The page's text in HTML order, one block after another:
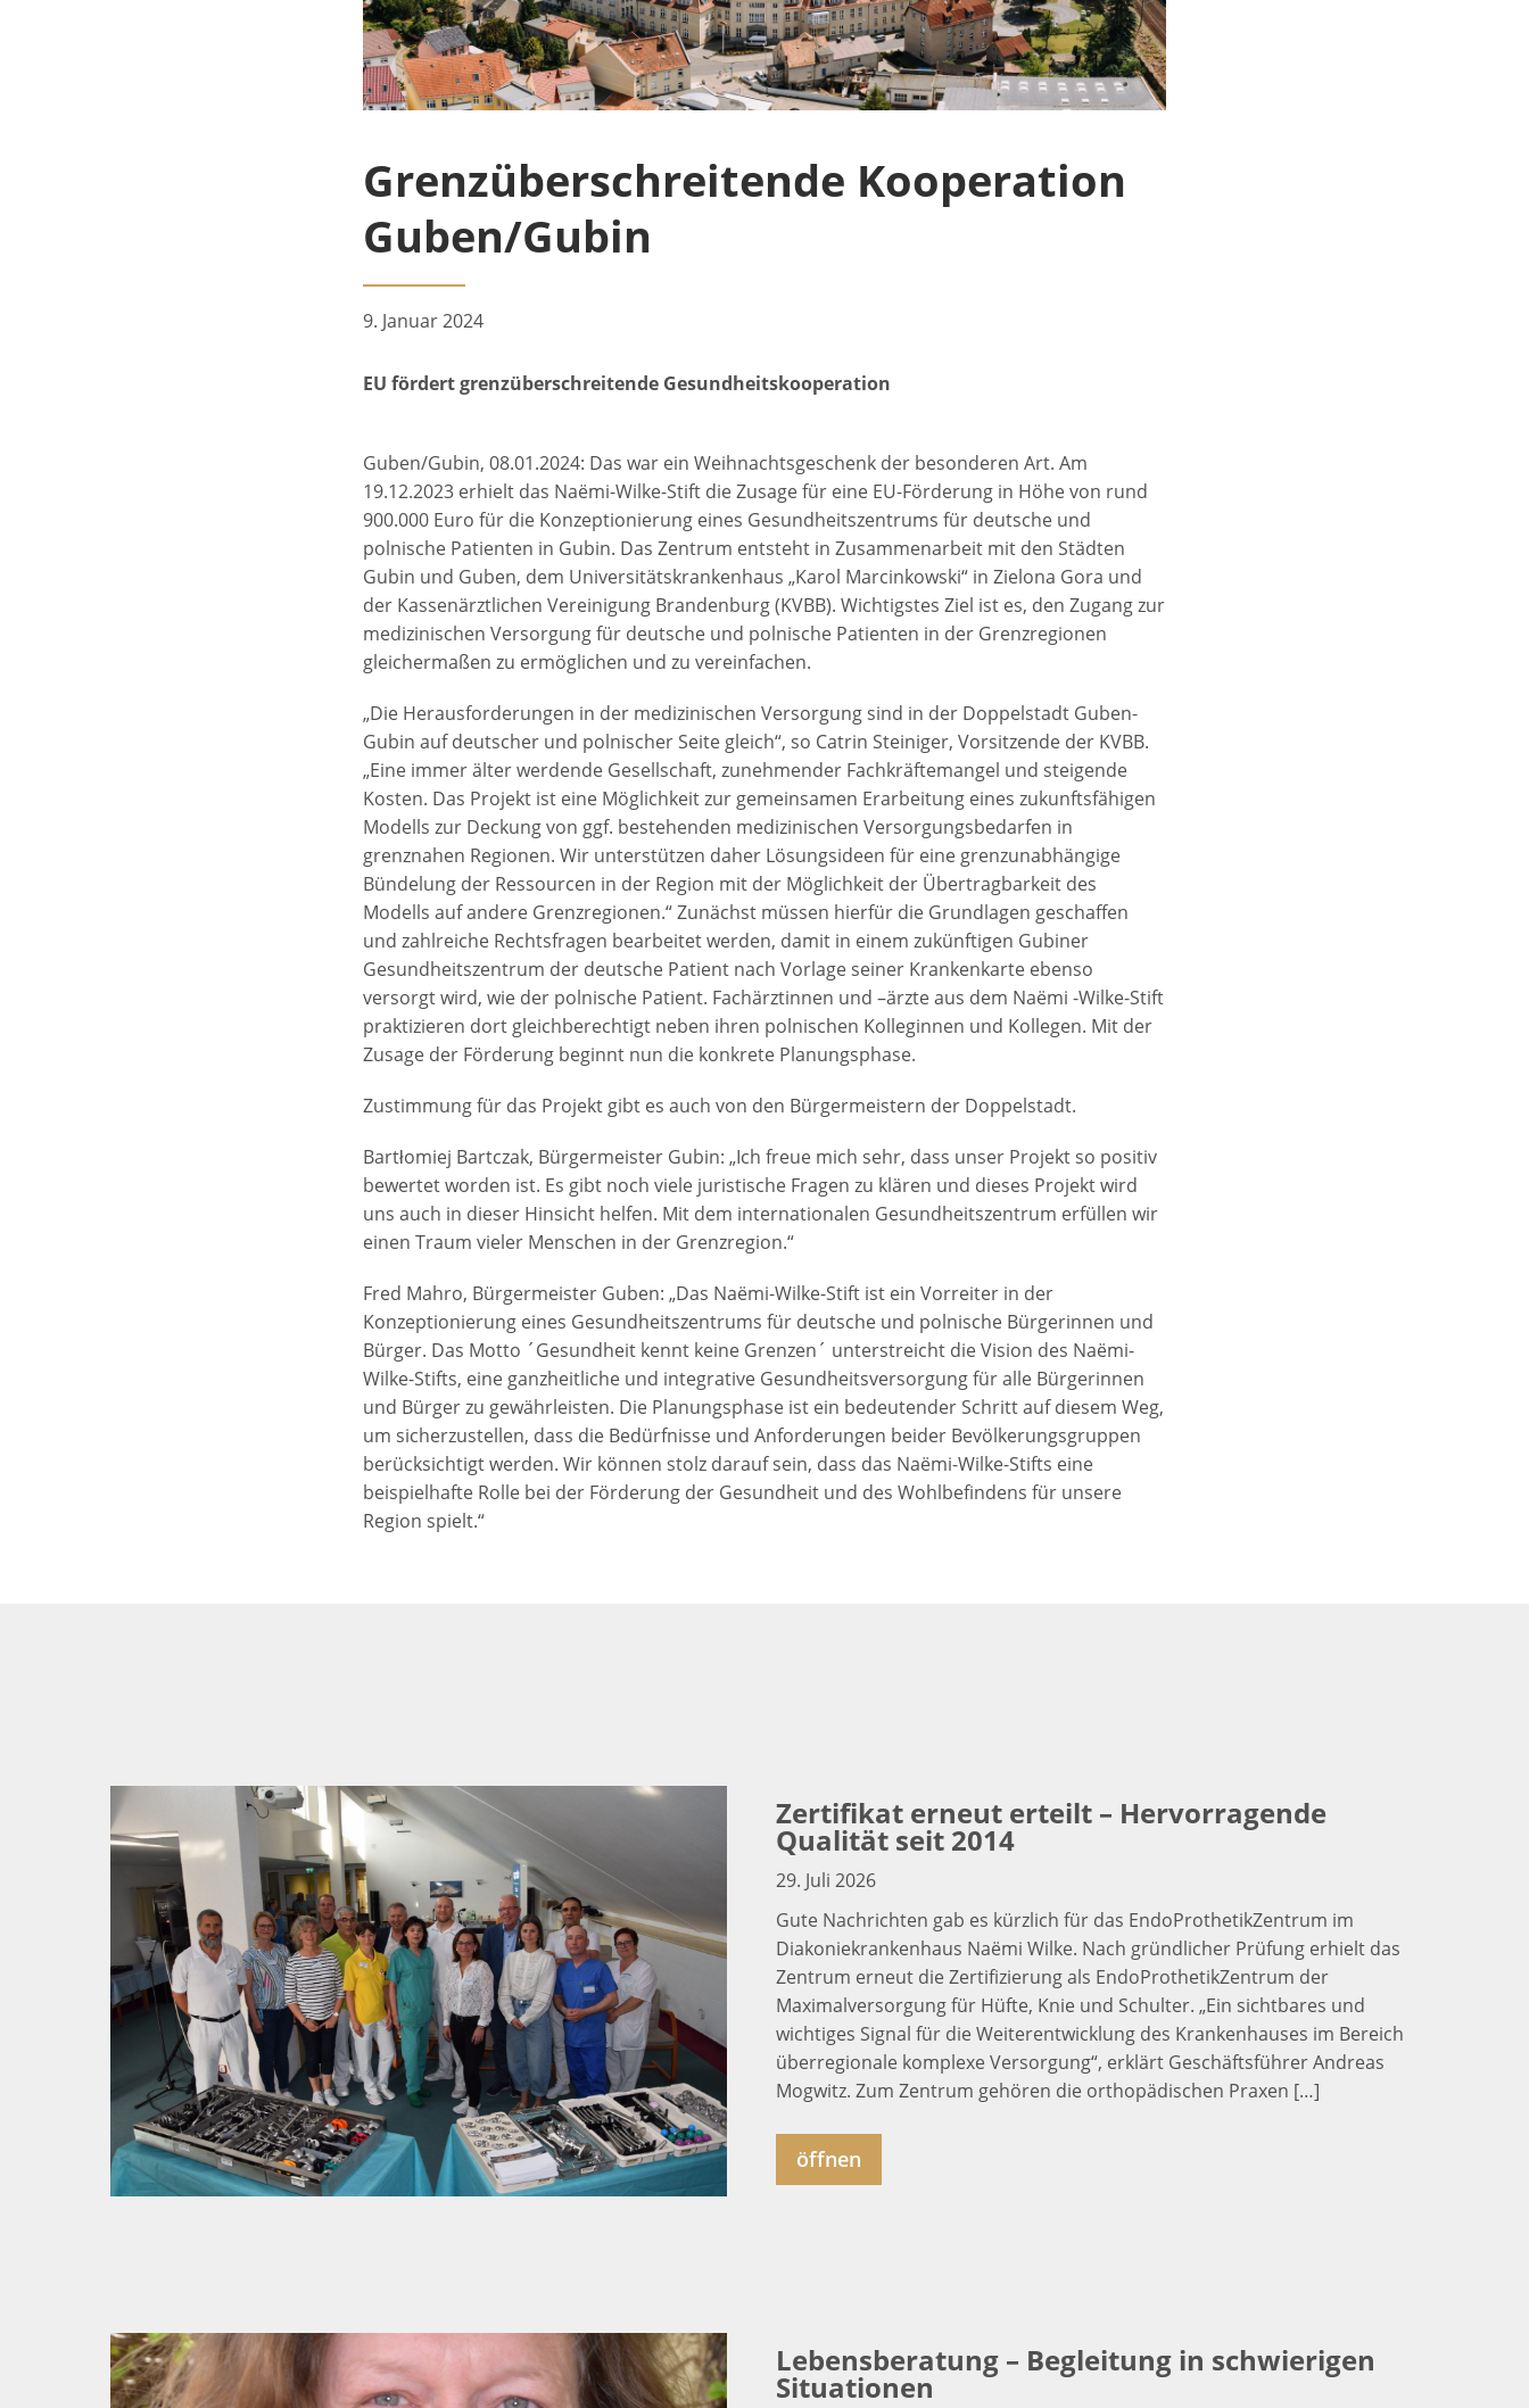
GESUNDHEIT! – Ihr Magazin
für die Oder-Neiße-Region
Ausgabe 1
Ausgabe 2
Innere Medizin /
Bauchzentrum
Abteilung für Anästhesie
Gesundheitskooperation
“Naëmi+”
Praxis für HNO-Heilkunde
Praxis für Orthopädie Guben
Praxis für Orthopädie Forst
Praxis für Chirurgie
Grenzüberschreitende Kooperation
Guben/Gubin
9. Januar 2024
EU fördert grenzüberschreitende Gesundheitskooperation
Guben/Gubin, 08.01.2024: Das war ein Weihnachtsgeschenk der besonderen Art. Am
19.12.2023 erhielt das Naëmi-Wilke-Stift die Zusage für eine EU-Förderung in Höhe von rund
900.000 Euro für die Konzeptionierung eines Gesundheitszentrums für deutsche und
polnische Patienten in Gubin. Das Zentrum entsteht in Zusammenarbeit mit den Städten
Gubin und Guben, dem Universitätskrankenhaus „Karol Marcinkowski“ in Zielona Gora und
der Kassenärztlichen Vereinigung Brandenburg (KVBB). Wichtigstes Ziel ist es, den Zugang zur
medizinischen Versorgung für deutsche und polnische Patienten in der Grenzregionen
gleichermaßen zu ermöglichen und zu vereinfachen.
„Die Herausforderungen in der medizinischen Versorgung sind in der Doppelstadt Guben-
Gubin auf deutscher und polnischer Seite gleich“, so Catrin Steiniger, Vorsitzende der KVBB.
„Eine immer älter werdende Gesellschaft, zunehmender Fachkräftemangel und steigende
Kosten. Das Projekt ist eine Möglichkeit zur gemeinsamen Erarbeitung eines zukunftsfähigen
Modells zur Deckung von ggf. bestehenden medizinischen Versorgungsbedarfen in
grenznahen Regionen. Wir unterstützen daher Lösungsideen für eine grenzunabhängige
Bündelung der Ressourcen in der Region mit der Möglichkeit der Übertragbarkeit des
Modells auf andere Grenzregionen.“ Zunächst müssen hierfür die Grundlagen geschaffen
und zahlreiche Rechtsfragen bearbeitet werden, damit in einem zukünftigen Gubiner
Gesundheitszentrum der deutsche Patient nach Vorlage seiner Krankenkarte ebenso
versorgt wird, wie der polnische Patient. Fachärztinnen und –ärzte aus dem Naëmi -Wilke-Stift
praktizieren dort gleichberechtigt neben ihren polnischen Kolleginnen und Kollegen. Mit der
Zusage der Förderung beginnt nun die konkrete Planungsphase.
Zustimmung für das Projekt gibt es auch von den Bürgermeistern der Doppelstadt.
Bartłomiej Bartczak, Bürgermeister Gubin: „Ich freue mich sehr, dass unser Projekt so positiv
bewertet worden ist. Es gibt noch viele juristische Fragen zu klären und dieses Projekt wird
uns auch in dieser Hinsicht helfen. Mit dem internationalen Gesundheitszentrum erfüllen wir
einen Traum vieler Menschen in der Grenzregion.“
Fred Mahro, Bürgermeister Guben: „Das Naëmi-Wilke-Stift ist ein Vorreiter in der
Konzeptionierung eines Gesundheitszentrums für deutsche und polnische Bürgerinnen und
Bürger. Das Motto ´Gesundheit kennt keine Grenzen´ unterstreicht die Vision des Naëmi-
Wilke-Stifts, eine ganzheitliche und integrative Gesundheitsversorgung für alle Bürgerinnen
und Bürger zu gewährleisten. Die Planungsphase ist ein bedeutender Schritt auf diesem Weg,
um sicherzustellen, dass die Bedürfnisse und Anforderungen beider Bevölkerungsgruppen
berücksichtigt werden. Wir können stolz darauf sein, dass das Naëmi-Wilke-Stifts eine
beispielhafte Rolle bei der Förderung der Gesundheit und des Wohlbefindens für unsere
Region spielt.“
Zertifikat erneut erteilt – Hervorragende
Qualität seit 2014
29. Juli 2026
Gute Nachrichten gab es kürzlich für das EndoProthetikZentrum im
Diakoniekrankenhaus Naëmi Wilke. Nach gründlicher Prüfung erhielt das
Zentrum erneut die Zertifizierung als EndoProthetikZentrum der
Maximalversorgung für Hüfte, Knie und Schulter. „Ein sichtbares und
wichtiges Signal für die Weiterentwicklung des Krankenhauses im Bereich
überregionale komplexe Versorgung“, erklärt Geschäftsführer Andreas
Mogwitz. Zum Zentrum gehören die orthopädischen Praxen […]
öffnen
Lebensberatung – Begleitung in schwierigen
Situationen